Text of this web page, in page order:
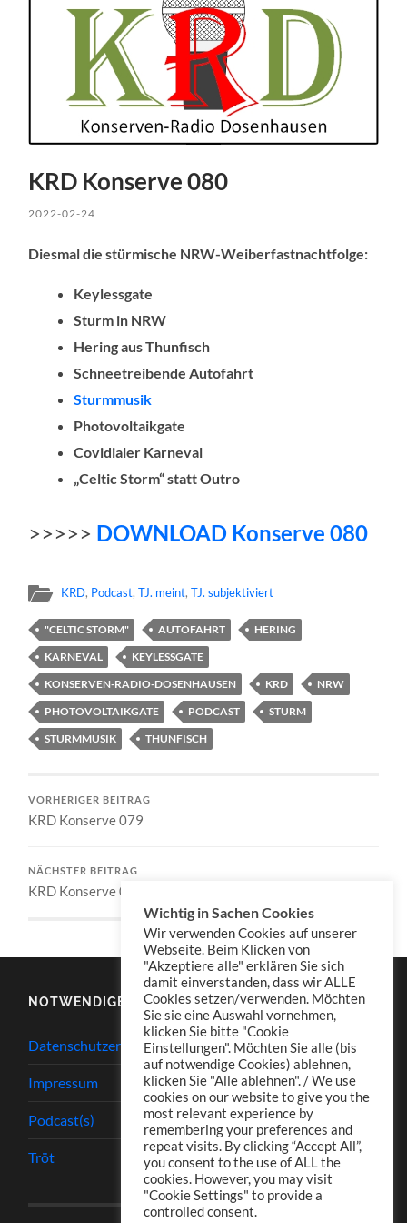
KRD Konserve 080
2022-02-24
Diesmal die stürmische NRW-Weiberfastnachtfolge:
Keylessgate
Sturm in NRW
Hering aus Thunfisch
Schneetreibende Autofahrt
Sturmmusik
Photovoltaikgate
Covidialer Karneval
„Celtic Storm“ statt Outro
>>>>> DOWNLOAD Konserve 080
KRD, Podcast,TJ. meint,TJ. subjektiviert
"CELTIC STORM" AUTOFAHRT
HERING
KARNEVAL
KEYLESSGATE
KONSERVEN-RADIO-DOSENHAUSEN
KRD
NRW
PHOTOVOLTAIKGATE
PODCAST
STURM
STURMMUSIK
THUNFISCH
VORHERIGER BEITRAG
KRD Konserve 079
NÄCHSTER BEITRAG
KRD Konserve 081
NOTWENDIGES
Datenschutzerklärung
Impressum
Podcast(s)
Tröt
Wichtig in Sachen Cookies
Wir verwenden Cookies auf unserer
Webseite. Beim Klicken von
"Akzeptiere alle" erklären Sie sich
damit einverstanden, dass wir ALLE
Cookies setzen/verwenden. Möchten
Sie sie eine Auswahl vornehmen,
klicken Sie bitte "Cookie
Einstellungen". Möchten Sie alle (bis
auf notwendige Cookies) ablehnen,
klicken Sie "Alle ablehnen". / We use
cookies on our website to give you the
most relevant experience by
remembering your preferences and
repeat visits. By clicking “Accept All”,
you consent to the use of ALL the
cookies. However, you may visit
"Cookie Settings" to provide a
controlled consent.